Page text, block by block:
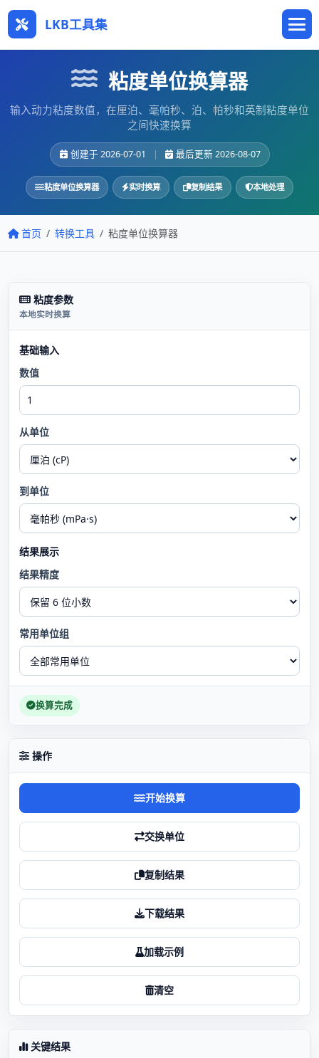
LKB工具集
粘度单位换算器
输入动力粘度数值，在厘泊、毫帕秒、泊、帕秒和英制粘度单位
之间快速换算
创建于 2026-07-01 | 最后更新 2026-08-07
粘度单位换算器 实时换算 复制结果 本地处理
首页 转换工具 粘度单位换算器
粘度参数
本地实时换算
基础输入
数值
从单位
到单位
结果展示
结果精度
常用单位组
换算完成
操作
开始换算
交换单位
复制结果
下载结果
加载示例
清空
关键结果